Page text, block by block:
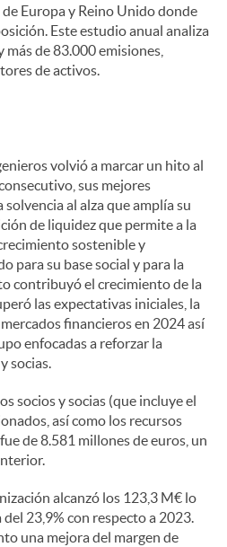
Europa y Reino Unido donde
Este estudio anual analiza
de 83.000 emisiones,
de activos.
volvió a marcar un hito al
sus mejores
al alza que amplía su
de liquidez que permite a la
sostenible y
para su base social y para la
contribuyó el crecimiento de la
las expectativas iniciales, la
financieros en 2024 así
enfocadas a reforzar la
socias.
socios y socias (que incluye el
así como los recursos
de 8.581 millones de euros, un
alcanzó los 123,3 M€ lo
23,9% con respecto a 2023.
una mejora del margen de